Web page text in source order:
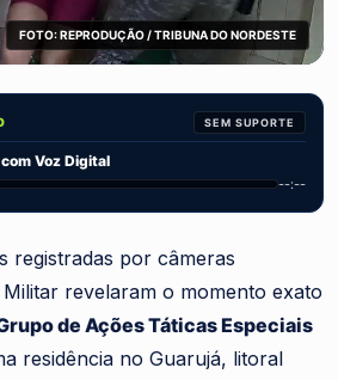
FOTO: REPRODUÇÃO / TRIBUNA DO NORDESTE
SEM SUPORTE
Voz Digital
--:--
registradas por câmeras
revelaram o momento exato
de Ações Táticas Especiais
residência no Guarujá, litoral